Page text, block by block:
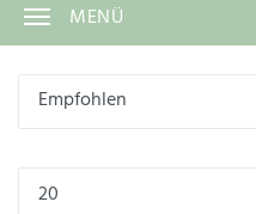
MENÜ